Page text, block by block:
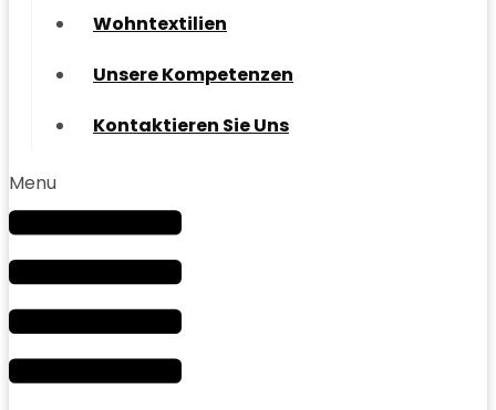
Wohntextilien
Unsere Kompetenzen
Kontaktieren Sie Uns
Menu